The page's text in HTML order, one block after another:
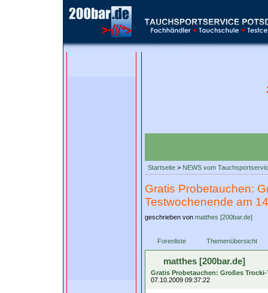
Startseite > NEWS vom
Gratis Probetauchen:
Testwochenende am
geschrieben von matthes [200bar.de]
Forenliste Themenübersicht
matthes [200bar.de]
Gratis Probetauchen: Großes Trocki-
07.10.2009 09:37:22